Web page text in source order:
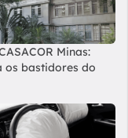
Minas:
os bastidores do